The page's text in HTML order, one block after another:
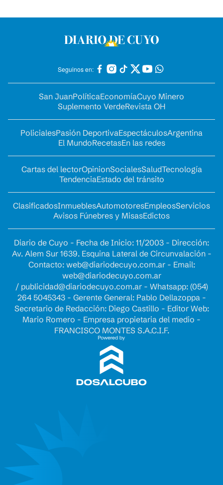
Seguinos en:
San JuanPolíticaEconomíaCuyo Minero
Suplemento VerdeRevista OH
PolicialesPasión DeportivaEspectáculosArgentina
El MundoRecetasEn las redes
Cartas del lectorOpinionSocialesSaludTecnología
TendenciaEstado del tránsito
ClasificadosInmueblesAutomotoresEmpleosServicios
Avisos Fúnebres y MisasEdictos
Diario de Cuyo - Fecha de Inicio: 11/2003 - Dirección:
Av. Alem Sur 1639. Esquina Lateral de Circunvalación -
Contacto: web@diariodecuyo.com.ar- Email:
web@diariodecuyo.com.ar
/ publicidad@diariodecuyo.com.ar- Whatsapp: (054)
264 5045343 - Gerente General: Pablo Dellazoppa -
Secretario de Redacción: Diego Castillo - Editor Web:
Mario Romero - Empresa propietaria del medio -
FRANCISCO MONTES S.A.C.I.F.